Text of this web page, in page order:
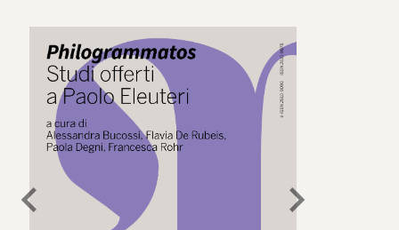
chevron_left chevron_right